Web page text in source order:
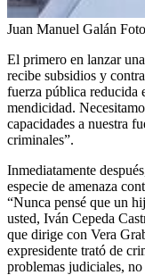
Juan Manuel Galán
El primero en lanzar
recibe subsidios y
fuerza pública reducida
mendicidad.
capacidades a nuestra
criminales”.
Inmediatamente
especie de amenaza
“Nunca pensé que un
usted, Iván Cepeda
que dirige con Vera
expresidente trató de
problemas judiciales,